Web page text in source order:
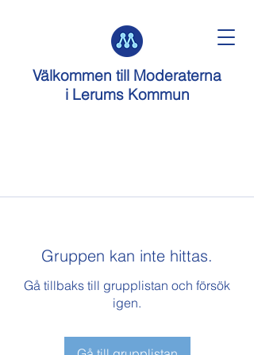
Välkommen till Moderaterna
i Lerums Kommun
Gruppen kan inte hittas.
Gå tillbaks till grupplistan och försök
igen.